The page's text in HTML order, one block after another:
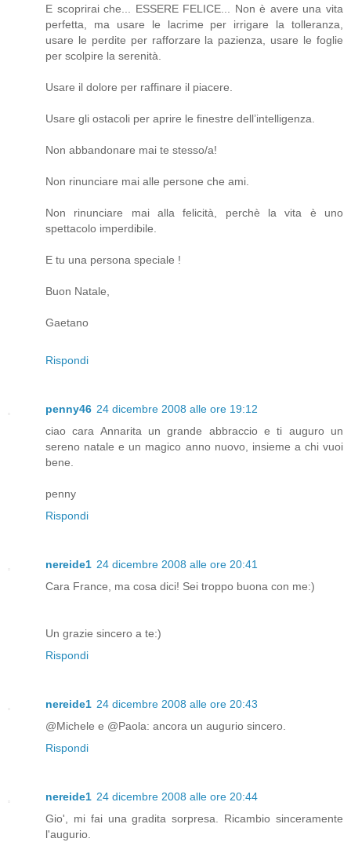
E scoprirai che... ESSERE FELICE... Non è avere una vita
perfetta, ma usare le lacrime per irrigare la tolleranza,
usare le perdite per rafforzare la pazienza, usare le foglie
per scolpire la serenità.
Usare il dolore per raffinare il piacere.
Usare gli ostacoli per aprire le finestre dell’intelligenza.
Non abbandonare mai te stesso/a!
Non rinunciare mai alle persone che ami.
Non rinunciare mai alla felicità, perchè la vita è uno
spettacolo imperdibile.
E tu una persona speciale !
Buon Natale,
Gaetano
Rispondi
penny46 24 dicembre 2008 alle ore 19:12
ciao cara Annarita un grande abbraccio e ti auguro un
sereno natale e un magico anno nuovo, insieme a chi vuoi
bene.
penny
Rispondi
nereide1 24 dicembre 2008 alle ore 20:41
Cara France, ma cosa dici! Sei troppo buona con me:)
Un grazie sincero a te:)
Rispondi
nereide1 24 dicembre 2008 alle ore 20:43
@Michele e @Paola: ancora un augurio sincero.
Rispondi
nereide1 24 dicembre 2008 alle ore 20:44
Gio', mi fai una gradita sorpresa. Ricambio sinceramente
l'augurio.